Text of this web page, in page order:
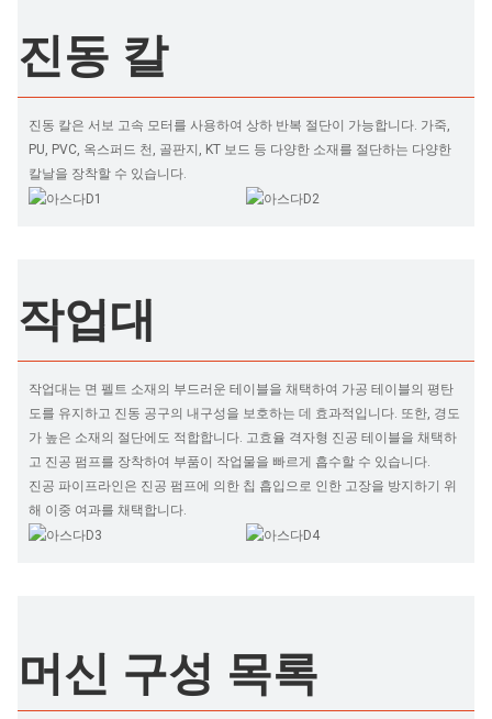
진동 칼
진동 칼은 서보 고속 모터를 사용하여 상하 반복 절단이 가능합니다. 가죽,
PU, ​​PVC, 옥스퍼드 천, 골판지, KT 보드 등 다양한 소재를 절단하는 다양한
칼날을 장착할 수 있습니다.
작업대
작업대는 면 펠트 소재의 부드러운 테이블을 채택하여 가공 테이블의 평탄
도를 유지하고 진동 공구의 내구성을 보호하는 데 효과적입니다. 또한, 경도
가 높은 소재의 절단에도 적합합니다. 고효율 격자형 진공 테이블을 채택하
고 진공 펌프를 장착하여 부품이 작업물을 빠르게 흡수할 수 있습니다.
진공 파이프라인은 진공 펌프에 의한 칩 흡입으로 인한 고장을 방지하기 위
해 이중 여과를 채택합니다.
머신 구성 목록